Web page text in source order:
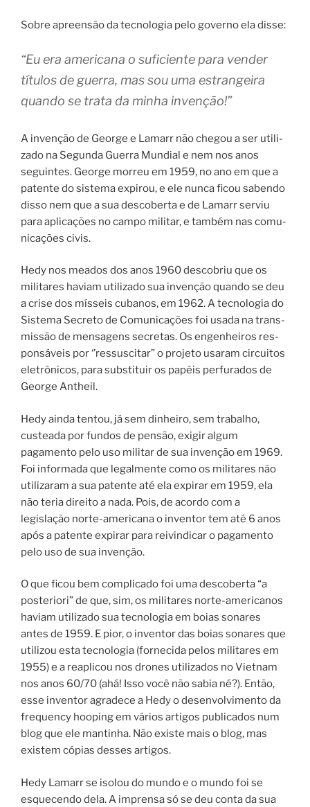
Sobre apreensão da tecnologia pelo governo ela disse:
“Eu era americana o suficiente para vender
títulos de guerra, mas sou uma estrangeira
quando se trata da minha invenção!”
A invenção de George e Lamarr não che­gou a ser uti­li­
za­do na Segunda Guerra Mundial e nem nos anos
seguintes. George mor­reu em 1959, no ano em que a
patente do sistema expirou, e ele nun­ca ficou sabendo
disso nem que a sua des­co­ber­ta e de Lamarr serviu
para apli­ca­ções no cam­po mili­tar, e tam­bém nas comu­
ni­ca­ções civis.
Hedy nos meados dos anos 1960 descobriu que os
militares haviam utilizado sua invenção quando se deu
a crise dos mísseis cubanos, em 1962. A tec­no­lo­gia do
Sistema Secreto de Comunicações foi usada na trans­
mis­são de men­sa­gens secre­tas. Os enge­nhei­ros res­
pon­sá­veis por ‘’res­sus­ci­tar” o pro­je­to usaram cir­cui­tos
ele­trô­ni­cos, para subs­ti­tuir os papéis per­fu­ra­dos de
George Antheil.
Hedy ainda tentou, já sem dinheiro, sem trabalho,
custeada por fundos de pensão, exigir algum
pagamento pelo uso militar de sua invenção em 1969.
Foi informada que legalmente como os militares não
utilizaram a sua patente até ela expirar em 1959, ela
não teria direito a nada. Pois, de acordo com a
legislação norte-americana o inventor tem até 6 anos
após a patente expirar para reivindicar o pagamento
pelo uso de sua invenção.
O que ficou bem complicado foi uma descoberta “a
posteriori” de que, sim, os militares norte-americanos
haviam utilizado sua tecnologia em boias sonares
antes de 1959. E pior, o inventor das boias sonares que
utilizou esta tecnologia (fornecida pelos militares em
1955) e a reaplicou nos drones utilizados no Vietnam
nos anos 60/70 (ahá! Isso você não sabia né?). Então,
esse inventor agradece a Hedy o desenvolvimento da
frequency hooping em vários artigos publicados num
blog que ele mantinha. Não existe mais o blog, mas
existem cópias desses artigos.
Hedy Lamarr se isolou do mun­do e o mun­do foi se
esque­cen­do dela. A impren­sa só se deu con­ta da sua